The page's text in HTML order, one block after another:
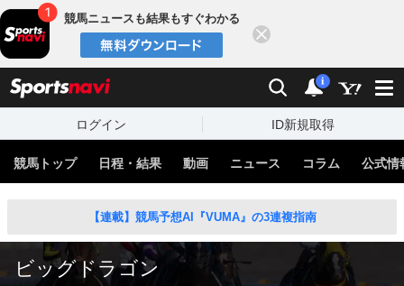
競馬ニュースも結果もすぐわかる
検索 通知
i
ログイン ID新規取得
競馬トップ 日程・結果 動画 ニュース コラム 公式情
【連載】競馬予想AI『VUMA』の3連複指南
ビッグドラゴン